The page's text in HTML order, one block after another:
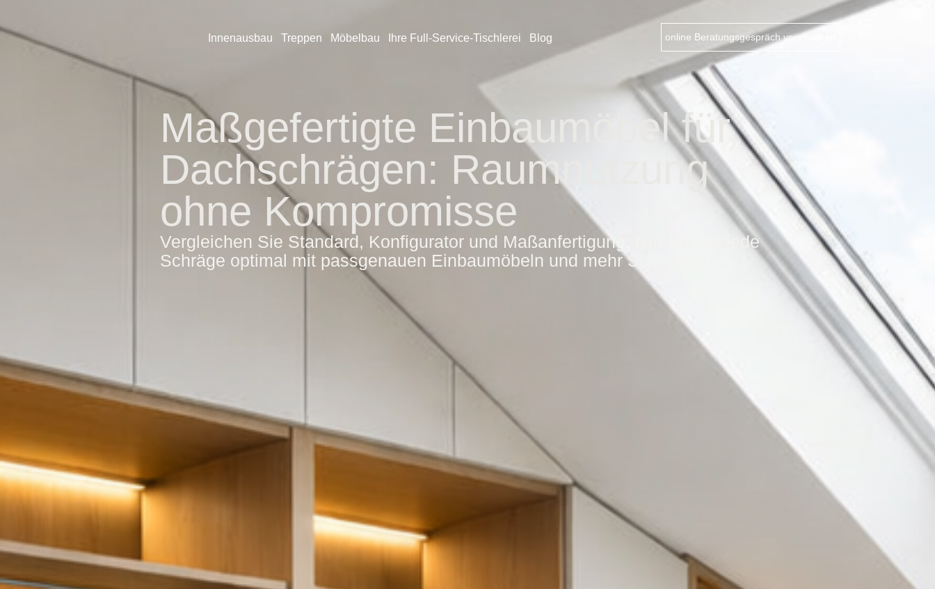
Innenausbau Treppen Möbelbau Ihre Full-Service-Tischlerei Blog online Beratungsgespräch vereinbaren
Maßgefertigte Einbaumöbel für
Dachschrägen: Raumnutzung
ohne Kompromisse
Vergleichen Sie Standard, Konfigurator und Maßanfertigung. Nutzen Sie jede
Schräge optimal mit passgenauen Einbaumöbeln und mehr Stauraum.